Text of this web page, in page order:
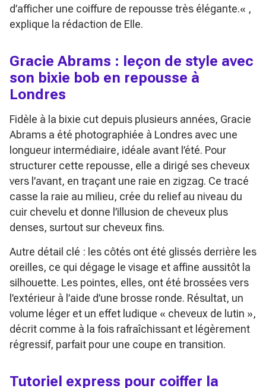
d’afficher une coiffure de repousse très élégante.« ,
explique la rédaction de Elle.
Gracie Abrams : leçon de style avec
son bixie bob en repousse à
Londres
Fidèle à la bixie cut depuis plusieurs années, Gracie
Abrams a été photographiée à Londres avec une
longueur intermédiaire, idéale avant l’été. Pour
structurer cette repousse, elle a dirigé ses cheveux
vers l’avant, en traçant une raie en zigzag. Ce tracé
casse la raie au milieu, crée du relief au niveau du
cuir chevelu et donne l’illusion de cheveux plus
denses, surtout sur cheveux fins.
Autre détail clé : les côtés ont été glissés derrière les
oreilles, ce qui dégage le visage et affine aussitôt la
silhouette. Les pointes, elles, ont été brossées vers
l’extérieur à l’aide d’une brosse ronde. Résultat, un
volume léger et un effet ludique « cheveux de lutin »,
décrit comme à la fois rafraîchissant et légèrement
régressif, parfait pour une coupe en transition.
Tutoriel express pour coiffer la